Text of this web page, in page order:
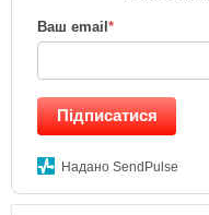
Ваш email*
Підписатися
Надано SendPulse